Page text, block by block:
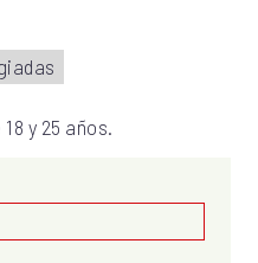
y 25 años.